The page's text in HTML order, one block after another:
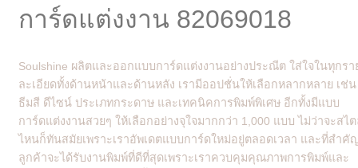
การ์ดแต่งงาน 82069018
Soulshine ผลิตและออกแบบการ์ดแต่งงานอย่างประณีต ใส่ใจในทุกรา
ละเอียดทั้งด้านหน้าและด้านหลัง เรามีออปชั่นให้เลือกหลากหลาย เช่น
ธีมสี ดีไซน์ ประเภทกระดาษ และเทคนิคการพิมพ์พิเศษ อีกทั้งมีแบบ
การ์ดแต่งงานสวยๆ ให้เลือกอย่างจุใจมากกว่า 1,000 แบบ ไม่ว่าจะสไ
ไหนก็ทันสมัยเพราะเราอัพเดตแบบการ์ดใหม่อยู่ตลอดเวลา และที่สำคั
ลูกค้าจะได้รับงานพิมพ์ที่ดีที่สุดเพราะเราควบคุมคุณภาพการพิมพ์และ